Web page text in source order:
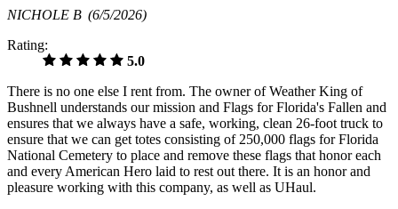
NICHOLE B (6/5/2026)
Rating:
5.0
There is no one else I rent from. The owner of Weather King of
Bushnell understands our mission and Flags for Florida's Fallen and
ensures that we always have a safe, working, clean 26-foot truck to
ensure that we can get totes consisting of 250,000 flags for Florida
National Cemetery to place and remove these flags that honor each
and every American Hero laid to rest out there. It is an honor and
pleasure working with this company, as well as UHaul.